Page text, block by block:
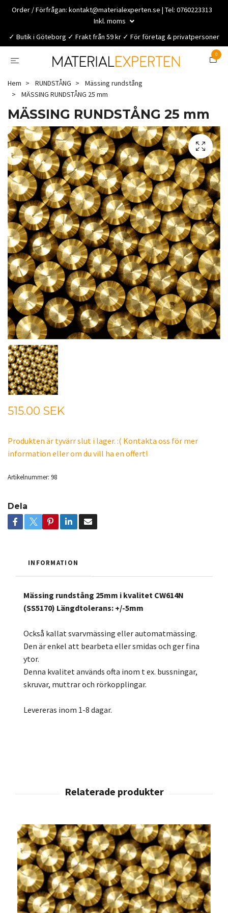
Order / Förfrågan: kontakt@materialexperten.se | Tel: 0760223313
Inkl. moms
✓ Butik i Göteborg ✓ Frakt från 59 kr ✓ För företag & privatpersoner
0
Hem RUNDSTÅNG
Mässing rundstång
MÄSSING RUNDSTÅNG 25 mm
MÄSSING RUNDSTÅNG 25 mm
515.00 SEK
Produkten är tyvärr slut i lager. :( Kontakta oss för mer
information eller om du vill ha en offert!
Artikelnummer: 98
Dela
INFORMATION
Mässing rundstång 25mm i kvalitet CW614N
(SS5170) Längdtolerans: +/-5mm
Också kallat svarvmässing eller automatmässing.
Den är enkel att bearbeta eller smidas och ger fina
ytor.
Denna kvalitet används ofta inom t ex. bussningar,
skruvar, muttrar och rörkopplingar.
Levereras inom 1-8 dagar.